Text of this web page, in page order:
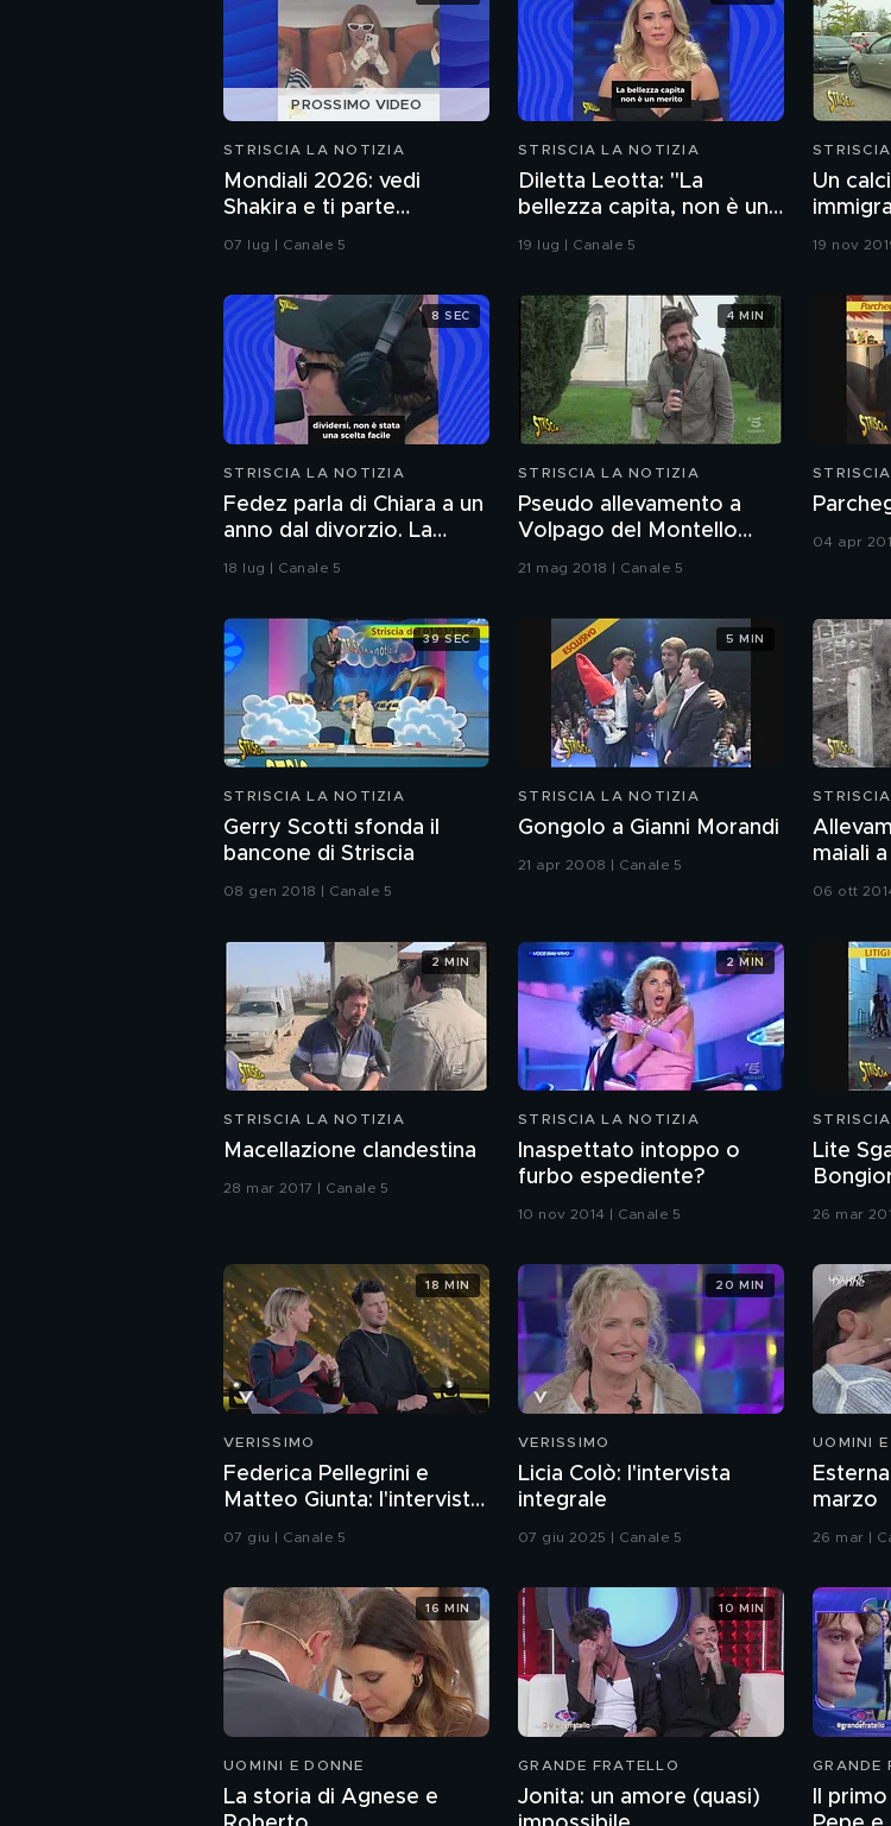
PROSSIMO VIDEO
STRISCIA LA NOTIZIA
Mondiali 2026: vedi
Shakira e ti parte
l'ormone
07 lug | Canale 5
STRISCIA LA NOTIZIA
Diletta Leotta: "La
bellezza capita, non è un
merito". Ecco la risposta
19 lug | Canale 5
Un
19 nov
STRISCIA LA NOTIZIA
Fedez parla di Chiara a un
anno dal divorzio. La
reazione della Ferragni
18 lug | Canale 5
8 SEC
STRISCIA LA NOTIZIA
Pseudo allevamento a
Volpago del Montello
21 mag 2018 | Canale 5
4 MIN
04 apr
STRISCIA LA NOTIZIA
Gerry Scotti sfonda il
bancone di Striscia
08 gen 2018 | Canale 5
39 SEC
STRISCIA LA NOTIZIA
Gongolo a Gianni Morandi
21 apr 2008 | Canale 5
5 MIN
maiali
06 ott
STRISCIA LA NOTIZIA
Macellazione clandestina
28 mar 2017 | Canale 5
2 MIN
STRISCIA LA NOTIZIA
Inaspettato intoppo o
furbo espediente?
10 nov 2014 | Canale 5
2 MIN
Lite
26 mar
VERISSIMO
Federica Pellegrini e
Matteo Giunta: l'intervista
integrale
07 giu | Canale 5
18 MIN
VERISSIMO
Licia Colò: l'intervista
integrale
07 giu 2025 | Canale 5
20 MIN
UOMINI E
marzo
26 mar |
UOMINI E DONNE
La storia di Agnese e
16 MIN
GRANDE FRATELLO
Jonita: un amore (quasi)
10 MIN
GRANDE
Il